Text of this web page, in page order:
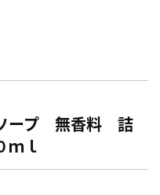
ープ 無香料 詰
ｌ